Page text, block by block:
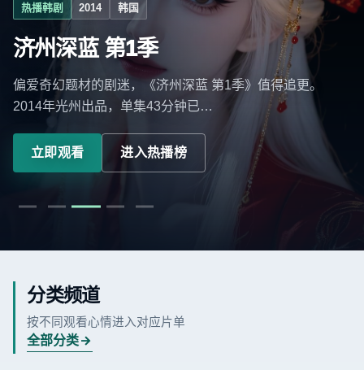
热播韩剧 2014 韩国
济州深蓝 第1季
偏爱奇幻题材的剧迷，《济州深蓝 第1季》值得追更。
2014年光州出品，单集43分钟已…
立即观看 进入热播榜
分类频道
按不同观看心情进入对应片单
全部分类